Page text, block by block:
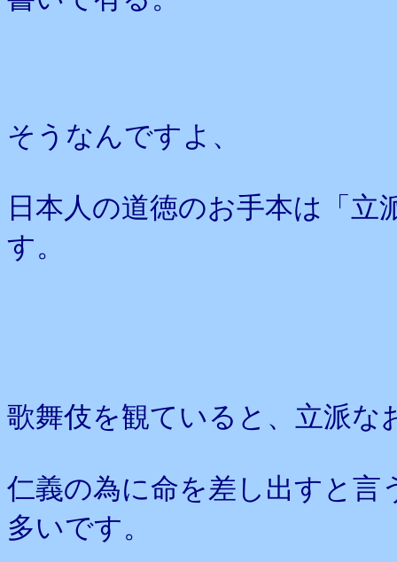
そうなんですよ、
日本人の道徳のお手本は「
す。
歌舞伎を観ていると、立派
仁義の為に命を差し出すと
多いです。